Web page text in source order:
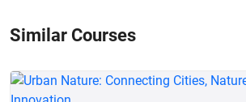
Similar Courses